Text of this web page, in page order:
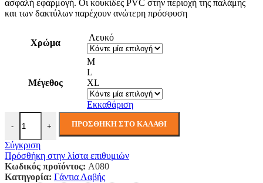
ασφαλή εφαρμογή. Οι κουκίδες PVC στην περιοχή της παλάμης
και των δακτύλων παρέχουν ανώτερη πρόσφυση
Χρώμα
Λευκό
Μέγεθος
M
L
XL
Εκκαθάριση
-
Γάντι Μικροκουκίδων ποσότητα
+ ΠΡΟΣΘΉΚΗ ΣΤΟ ΚΑΛΆΘΙ
Σύγκριση
Πρόσθήκη στην λίστα επιθυμιών
Κωδικός προϊόντος: A080
Κατηγορία: Γάντια Λαβής